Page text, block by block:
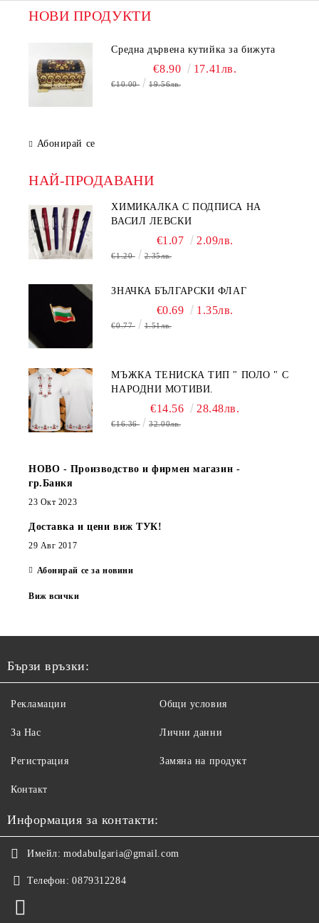
НОВИ ПРОДУКТИ
Средна дървена кутийка за бижута
€8.90 17.41лв.
€10.00 19.56лв.
Абонирай се
НАЙ-ПРОДАВАНИ
ХИМИКАЛКА С ПОДПИСА НА
ВАСИЛ ЛЕВСКИ
€1.07 2.09лв.
€1.20 2.35лв.
ЗНАЧКА БЪЛГАРСКИ ФЛАГ
€0.69 1.35лв.
€0.77 1.51лв.
МЪЖКА ТЕНИСКА ТИП " ПОЛО " С
НАРОДНИ МОТИВИ.
€14.56 28.48лв.
€16.36 32.00лв.
НОВО - Производство и фирмен магазин -
гр.Банкя
23 Окт 2023
Доставка и цени виж ТУК!
29 Авг 2017
Абонирай се за новини
Виж всички
Бързи връзки:
Рекламации
За Нас
Регистрация
Контакт
Общи условия
Лични данни
Замяна на продукт
Информация за контакти:
Имейл: modabulgaria@gmail.com
Телефон: 0879312284